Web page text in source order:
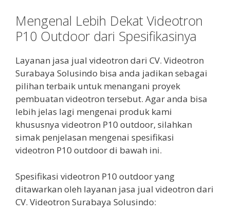
Mengenal Lebih Dekat Videotron
P10 Outdoor dari Spesifikasinya
Layanan jasa jual videotron dari CV. Videotron
Surabaya Solusindo bisa anda jadikan sebagai
pilihan terbaik untuk menangani proyek
pembuatan videotron tersebut. Agar anda bisa
lebih jelas lagi mengenai produk kami
khususnya videotron P10 outdoor, silahkan
simak penjelasan mengenai spesifikasi
videotron P10 outdoor di bawah ini.
Spesifikasi videotron P10 outdoor yang
ditawarkan oleh layanan jasa jual videotron dari
CV. Videotron Surabaya Solusindo: